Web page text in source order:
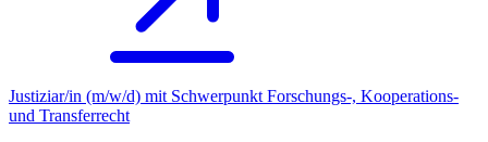
Justiziar/in (m/w/d) mit Schwerpunkt Forschungs-, Kooperations-
und Transferrecht